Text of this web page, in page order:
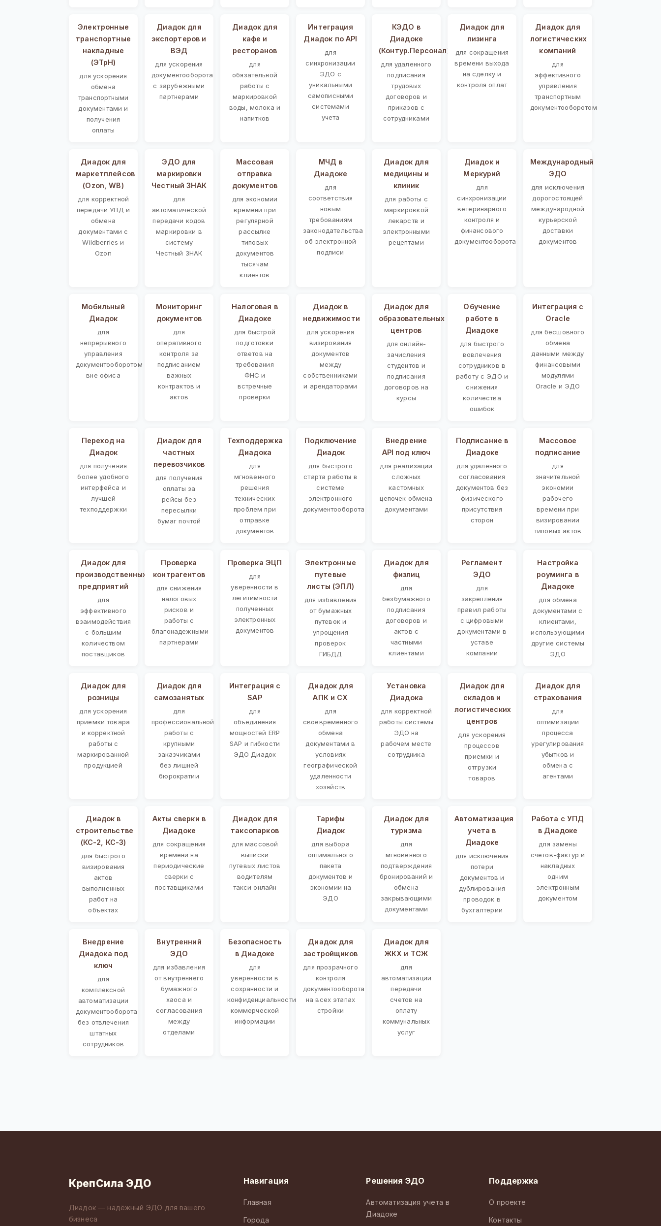
Электронные
транспортные
накладные
(ЭТрН)
для ускорения
обмена
транспортными
документами и
получения
оплаты
Диадок для
экспортеров и
ВЭД
для ускорения
документооборота
с зарубежными
партнерами
Диадок для
кафе и
ресторанов
для
обязательной
работы с
маркировкой
воды, молока и
напитков
Интеграция
Диадок по API
для
синхронизации
ЭДО с
уникальными
самописными
системами
учета
КЭДО в
Диадоке
(Контур.Персонал)
для удаленного
подписания
трудовых
договоров и
приказов с
сотрудниками
Диадок для
лизинга
для сокращения
времени выхода
на сделку и
контроля оплат
Диадок для
логистических
компаний
для
эффективного
управления
транспортным
документооборотом
Диадок для
маркетплейсов
(Ozon, WB)
для корректной
передачи УПД и
обмена
документами с
Wildberries и
Ozon
ЭДО для
маркировки
Честный ЗНАК
для
автоматической
передачи кодов
маркировки в
систему
Честный ЗНАК
Массовая
отправка
документов
для экономии
времени при
регулярной
рассылке
типовых
документов
тысячам
клиентов
МЧД в
Диадоке
для
соответствия
новым
требованиям
законодательства
об электронной
подписи
Диадок для
медицины и
клиник
для работы с
маркировкой
лекарств и
электронными
рецептами
Диадок и
Меркурий
для
синхронизации
ветеринарного
контроля и
финансового
документооборота
Международный
ЭДО
для исключения
дорогостоящей
международной
курьерской
доставки
документов
Мобильный
Диадок
для
непрерывного
управления
документооборотом
вне офиса
Мониторинг
документов
для
оперативного
контроля за
подписанием
важных
контрактов и
актов
Налоговая в
Диадоке
для быстрой
подготовки
ответов на
требования
ФНС и
встречные
проверки
Диадок в
недвижимости
для ускорения
визирования
документов
между
собственниками
и арендаторами
Диадок для
образовательных
центров
для онлайн-
зачисления
студентов и
подписания
договоров на
курсы
Обучение
работе в
Диадоке
для быстрого
вовлечения
сотрудников в
работу с ЭДО и
снижения
количества
ошибок
Интеграция с
Oracle
для бесшовного
обмена
данными между
финансовыми
модулями
Oracle и ЭДО
Переход на
Диадок
для получения
более удобного
интерфейса и
лучшей
техподдержки
Диадок для
частных
перевозчиков
для получения
оплаты за
рейсы без
пересылки
бумаг почтой
Техподдержка
Диадока
для
мгновенного
решения
технических
проблем при
отправке
документов
Подключение
Диадок
для быстрого
старта работы в
системе
электронного
документооборота
Внедрение
API под ключ
для реализации
сложных
кастомных
цепочек обмена
документами
Подписание в
Диадоке
для удаленного
согласования
документов без
физического
присутствия
сторон
Массовое
подписание
для
значительной
экономии
рабочего
времени при
визировании
типовых актов
Диадок для
производственных
предприятий
для
эффективного
взаимодействия
с большим
количеством
поставщиков
Проверка
контрагентов
для снижения
налоговых
рисков и
работы с
благонадежными
партнерами
Проверка ЭЦП
для
уверенности в
легитимности
полученных
электронных
документов
Электронные
путевые
листы (ЭПЛ)
для избавления
от бумажных
путевок и
упрощения
проверок
ГИБДД
Диадок для
физлиц
для
безбумажного
подписания
договоров и
актов с
частными
клиентами
Регламент
ЭДО
для
закрепления
правил работы
с цифровыми
документами в
уставе
компании
Настройка
роуминга в
Диадоке
для обмена
документами с
клиентами,
использующими
другие системы
ЭДО
Диадок для
розницы
для ускорения
приемки товара
и корректной
работы с
маркированной
продукцией
Диадок для
самозанятых
для
профессиональной
работы с
крупными
заказчиками
без лишней
бюрократии
Интеграция с
SAP
для
объединения
мощностей ERP
SAP и гибкости
ЭДО Диадок
Диадок для
АПК и СХ
для
своевременного
обмена
документами в
условиях
географической
удаленности
хозяйств
Установка
Диадока
для корректной
работы системы
ЭДО на
рабочем месте
сотрудника
Диадок для
складов и
логистических
центров
для ускорения
процессов
приемки и
отгрузки
товаров
Диадок для
страхования
для
оптимизации
процесса
урегулирования
убытков и
обмена с
агентами
Диадок в
строительстве
(КС-2, КС-3)
для быстрого
визирования
актов
выполненных
работ на
объектах
Акты сверки в
Диадоке
для сокращения
времени на
периодические
сверки с
поставщиками
Диадок для
таксопарков
для массовой
выписки
путевых листов
водителям
такси онлайн
Тарифы
Диадок
для выбора
оптимального
пакета
документов и
экономии на
ЭДО
Диадок для
туризма
для
мгновенного
подтверждения
бронирований и
обмена
закрывающими
документами
Автоматизация
учета в
Диадоке
для исключения
потери
документов и
дублирования
проводок в
бухгалтерии
Работа с УПД
в Диадоке
для замены
счетов-фактур и
накладных
одним
электронным
документом
Внедрение
Диадока под
ключ
для
комплексной
автоматизации
документооборота
без отвлечения
штатных
сотрудников
Внутренний
ЭДО
для избавления
от внутреннего
бумажного
хаоса и
согласования
между
отделами
Безопасность
в Диадоке
для
уверенности в
сохранности и
конфиденциальности
коммерческой
информации
Диадок для
застройщиков
для прозрачного
контроля
документооборота
на всех этапах
стройки
Диадок для
ЖКХ и ТСЖ
для
автоматизации
передачи
счетов на
оплату
коммунальных
услуг
КрепСила ЭДО
Диадок — надёжный ЭДО для вашего
бизнеса
Навигация
Главная
Города
Решения ЭДО
Автоматизация учета в
Диадоке
Поддержка
О проекте
Контакты